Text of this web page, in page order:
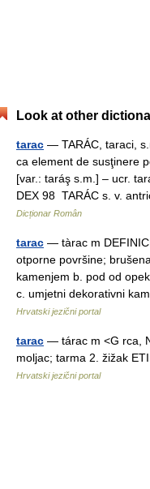
Look at other
tarac — TARÁC, taraci,
ca element de susţinere
[var.: taráş s.m.] – ucr.
DEX 98 TARÁC s. v.
Dicționar Român
tarac — tàrac m
otporne površine;
kamenjem b. pod od
c. umjetni dekorativni
Hrvatski jezični portal
tarac — tárac m <G rca,
moljac; tarma 2. žižak
Hrvatski jezični portal